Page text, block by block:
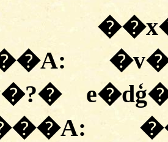
�
�
�